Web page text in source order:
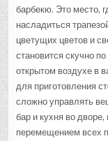
барбекю. Это место,
насладиться
цветущих цветов и
становится скучно
открытом воздухе в
для приготовления
сложно управлять
бар и кухня во дворе,
перемещением всех